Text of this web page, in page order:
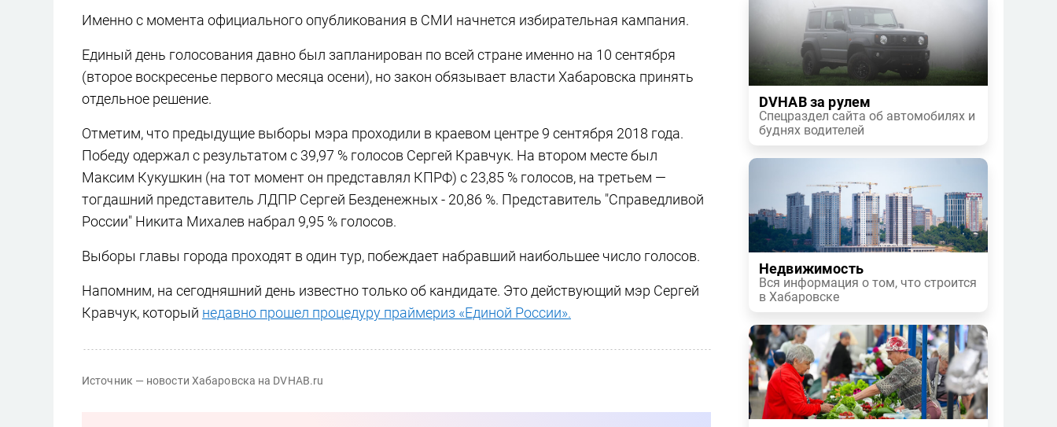
Именно с момента официального опубликования в СМИ начнется избирательная кампания.
Единый день голосования давно был запланирован по всей стране именно на 10 сентября
(второе воскресенье первого месяца осени), но закон обязывает власти Хабаровска принять
отдельное решение.
Отметим, что предыдущие выборы мэра проходили в краевом центре 9 сентября 2018 года.
Победу одержал с результатом с 39,97 % голосов Сергей Кравчук. На втором месте был
Максим Кукушкин (на тот момент он представлял КПРФ) с 23,85 % голосов, на третьем —
тогдашний представитель ЛДПР Сергей Безденежных - 20,86 %. Представитель "Справедливой
России" Никита Михалев набрал 9,95 % голосов.
Выборы главы города проходят в один тур, побеждает набравший наибольшее число голосов.
Напомним, на сегодняшний день известно только об кандидате. Это действующий мэр Сергей
Кравчук, который недавно прошел процедуру праймериз «Единой России».
Источник — новости Хабаровска на DVHAB.ru
DVHAB за рулем
Спецраздел сайта об автомобилях и
буднях водителей
Недвижимость
Вся информация о том, что строится
в Хабаровске